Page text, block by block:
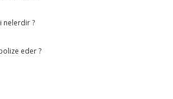
nelerdir ?
eder ?